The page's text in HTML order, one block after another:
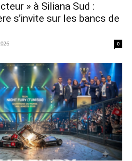
» à Siliana Sud :
s’invite sur les bancs de
0